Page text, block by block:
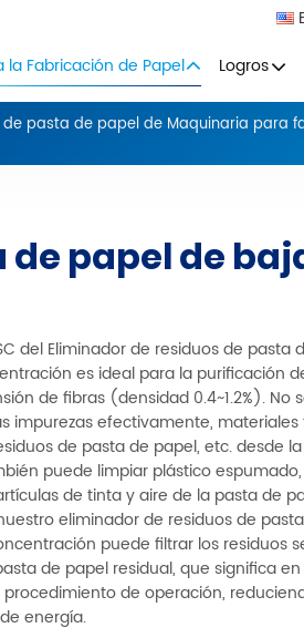
la Fabricación de Papel Logros
de pasta de papel de Maquinaria para
papel de
del Eliminador de residuos de pasta
es ideal para la purificación
de fibras (densidad 0.4~1.2%). No
impurezas efectivamente,
de pasta de papel, etc. desde
puede limpiar plástico
de tinta y aire de la pasta de
eliminador de residuos de
puede filtrar los residuos
de papel residual, que significa
de operación,
energía.